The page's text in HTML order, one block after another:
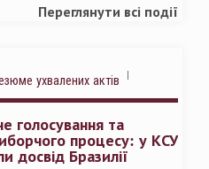
Переглянути всі події
ухвалених актів
голосування та
процесу: у КСУ
досвід Бразилії